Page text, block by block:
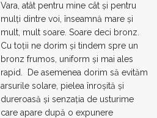
Vara, atât pentru mine cât și pentru
mulți dintre voi, înseamnă mare și
mult, mult soare. Soare deci bronz.
Cu toții ne dorim și tindem spre un
bronz frumos, uniform și mai ales
rapid. De asemenea dorim să evităm
arsurile solare, pielea înroșită și
dureroasă și senzația de usturime
care apare după o expunere